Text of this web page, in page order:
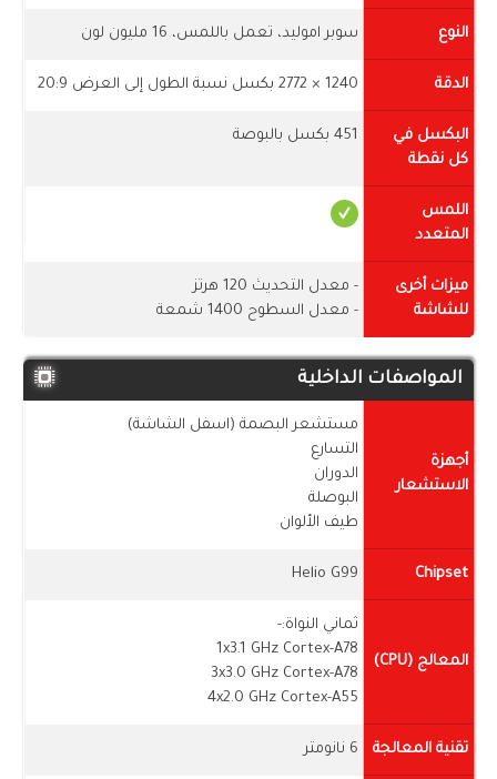
النوع سوبر اموليد، تعمل باللمس، 16 مليون لون
الدقة 1240 × 2772 بكسل نسبة الطول إلى العرض 20:9
البكسل في
كل نقطة
451 بكسل بالبوصة
اللمس
المتعدد
ميزات أخرى
للشاشة
- معدل التحديث 120 هرتز
- معدل السطوح 1400 شمعة
المواصفات الداخلية
أجهزة
الاستشعار
مستشعر البصمة (اسفل الشاشة)
التسارع
الدوران
البوصلة
طيف الألوان
Chipset
Helio G99
المعالج (CPU)
ثماني النواة:-
1x3.1 GHz Cortex-A78
3x3.0 GHz Cortex-A78
4x2.0 GHz Cortex-A55
تقنية المعالجة 6 نانومتر